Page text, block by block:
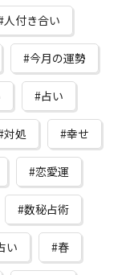
人付き合い
今月の運勢
占い
対処 幸せ
恋愛運
数秘占術
い 春